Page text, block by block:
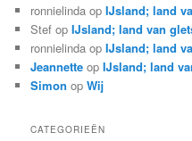
ronnielinda opIJsland; land
Stef opIJsland; land van
ronnielinda opIJsland; land
Jeannette opIJsland; land
Simon opWij
CATEGORIEËN